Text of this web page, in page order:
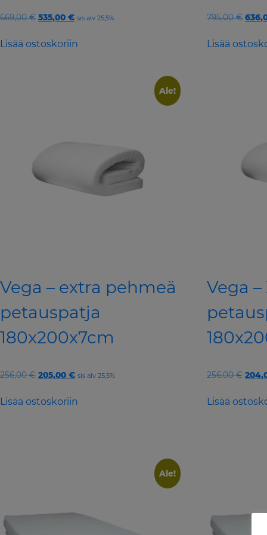
669,00€ Original
was:
535,00 €Current
is:
sis alv 25,5%
Lisää ostoskoriin
795,00€
was:
Lisää
Ale!
Vega – extra pehmeä
petauspatja
180x200x7cm
256,00€ Original
was:
205,00 €Current
is:
sis alv 25,5%
Lisää ostoskoriin
Vega
256,00€
was:
Lisää
Ale!